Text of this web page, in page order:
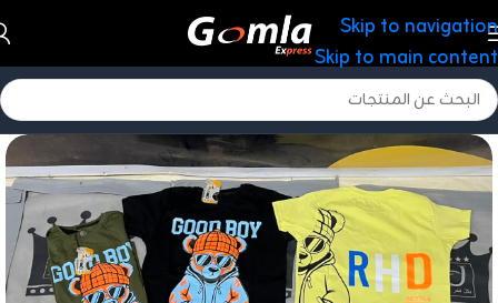
Skip to navigation
Skip to main content